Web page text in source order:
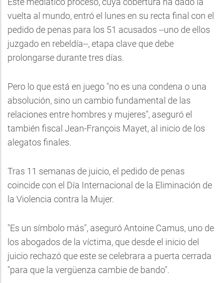
vuelta al mundo, entró el lunes en su recta final con el
pedido de penas para los 51 acusados --uno de ellos
juzgado en rebeldía--, etapa clave que debe
prolongarse durante tres días.
Pero lo que está en juego "no es una condena o una
absolución, sino un cambio fundamental de las
relaciones entre hombres y mujeres", aseguró el
también fiscal Jean-François Mayet, al inicio de los
alegatos finales.
Tras 11 semanas de juicio, el pedido de penas
coincide con el Día Internacional de la Eliminación de
la Violencia contra la Mujer.
"Es un símbolo más", aseguró Antoine Camus, uno de
los abogados de la víctima, que desde el inicio del
juicio rechazó que este se celebrara a puerta cerrada
"para que la vergüenza cambie de bando".